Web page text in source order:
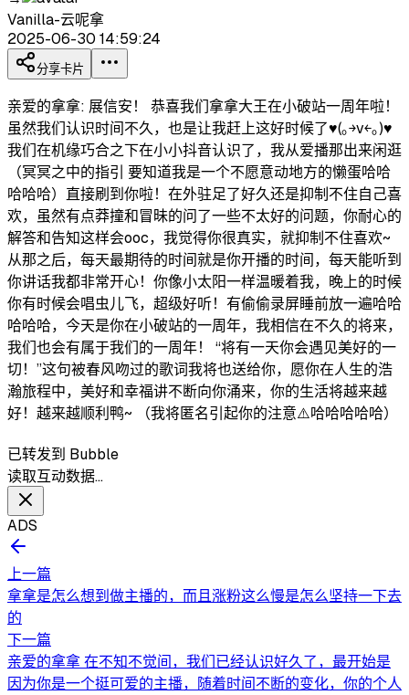
Vanilla-云呢拿
2025-06-30 14:59:24
分享卡片
亲爱的拿拿: 展信安！ 恭喜我们拿拿大王在小破站一周年啦！
虽然我们认识时间不久，也是让我赶上这好时候了♥(｡￫v￩｡)♥
我们在机缘巧合之下在小小抖音认识了，我从爱播那出来闲逛
（冥冥之中的指引 要知道我是一个不愿意动地方的懒蛋哈哈
哈哈哈）直接刷到你啦！在外驻足了好久还是抑制不住自己喜
欢，虽然有点莽撞和冒昧的问了一些不太好的问题，你耐心的
解答和告知这样会ooc，我觉得你很真实，就抑制不住喜欢~
从那之后，每天最期待的时间就是你开播的时间，每天能听到
你讲话我都非常开心！你像小太阳一样温暖着我，晚上的时候
你有时候会唱虫儿飞，超级好听！有偷偷录屏睡前放一遍哈哈
哈哈哈，今天是你在小破站的一周年，我相信在不久的将来，
我们也会有属于我们的一周年！ “将有一天你会遇见美好的一
切！”这句被春风吻过的歌词我将也送给你，愿你在人生的浩
瀚旅程中，美好和幸福讲不断向你涌来，你的生活将越来越
好！越来越顺利鸭~ （我将匿名引起你的注意⚠️哈哈哈哈哈）
已转发到 Bubble
读取互动数据…
ADS
上一篇
拿拿是怎么想到做主播的，而且涨粉这么慢是怎么坚持一下去
的
下一篇
亲爱的拿拿 在不知不觉间，我们已经认识好久了，最开始是
因为你是一个挺可爱的主播，随着时间不断的变化，你的个人